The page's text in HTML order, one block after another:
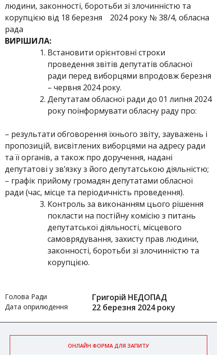
людини, законності, боротьби зі злочинністю та
корупцією від 18 березня 2024 року № 38/4, обласна
рада
ВИРІШИЛА:
Встановити орієнтовні строки
проведення звітів депутатів обласної
ради перед виборцями впродовж березня
– червня 2024 року.
Депутатам обласної ради до 01 липня 2024
року поінформувати обласну раду про:
– результати обговорення їхнього звіту, зауважень і
пропозицій, висвітлених виборцями на адресу ради
та її органів, а також про доручення, надані
депутатові у зв’язку з його депутатською діяльністю;
– графік прийому громадян депутатами обласної
ради (час, місце та періодичність проведення).
Контроль за виконанням цього рішення
покласти на постійну комісію з питань
депутатської діяльності, місцевого
самоврядування, захисту прав людини,
законності, боротьби зі злочинністю та
корупцією.
Голова Ради Григорій НЕДОПАД
Дата оприлюдення 22 березня 2024 року
ОНЛАЙН ФОРМА ДЛЯ ЗАПИТУ